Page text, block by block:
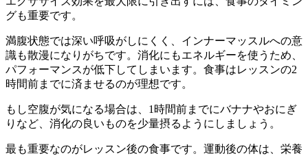
グも重要です。
満腹状態では深い呼吸がしにくく、インナーマッスルへの意
識も散漫になりがちです。消化にもエネルギーを使うため、
パフォーマンスが低下してしまいます。食事はレッスンの2
時間前までに済ませるのが理想です。
もし空腹が気になる場合は、1時間前までにバナナやおにぎ
りなど、消化の良いものを少量摂るようにしましょう。
最も重要なのがレッスン後の食事です。運動後の体は、栄養